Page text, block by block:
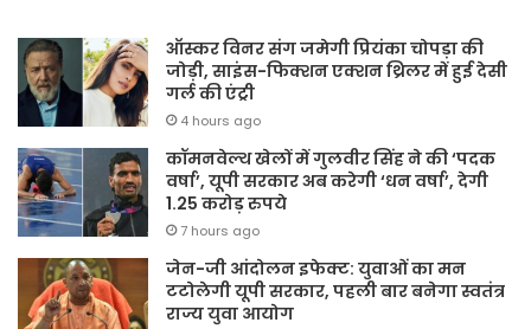
ऑस्कर विनर संग जमेगी प्रियंका चोपड़ा की
जोड़ी, साइंस-फिक्शन एक्शन थ्रिलर में हुई देसी
गर्ल की एंट्री
4 hours ago
कॉमनवेल्थ खेलों में गुलवीर सिंह ने की ‘पदक
वर्षा’, यूपी सरकार अब करेगी ‘धन वर्षा’, देगी
1.25 करोड़ रुपये
7 hours ago
जेन-जी आंदोलन इफेक्ट: युवाओं का मन
टटोलेगी यूपी सरकार, पहली बार बनेगा स्वतंत्र
राज्य युवा आयोग